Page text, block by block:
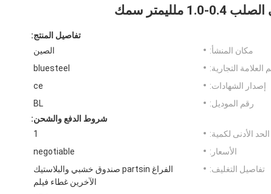
تفاصيل المنتج:
مكان المنشأ:
الصين
العلامة التجارية:
bluesteel
إصدار الشهادات:
ce
رقم الموديل:
BL
شروط الدفع والشحن:
الحد الأدنى لكمية:
1
الأسعار:
negotiable
تفاصيل التغليف:
الفراغ partsin صندوق خشبي والبلاستيك
الآخرين غطاء فيلم